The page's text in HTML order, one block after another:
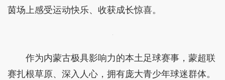
茵场上感受运动快乐、收获成长惊喜。
作为内蒙古极具影响力的本土足球赛事，蒙超联
赛扎根草原、深入人心，拥有庞大青少年球迷群体。